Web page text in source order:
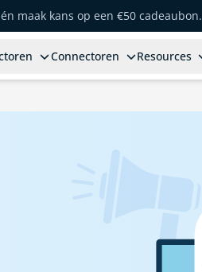
maak kans op een €50 cadeaubon.
Connectoren Resources